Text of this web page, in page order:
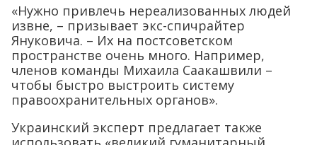
«Нужно привлечь нереализованных людей
извне, – призывает экс-спичрайтер
Януковича. – Их на постсоветском
пространстве очень много. Например,
членов команды Михаила Саакашвили –
чтобы быстро выстроить систему
правоохранительных органов».
Украинский эксперт предлагает также